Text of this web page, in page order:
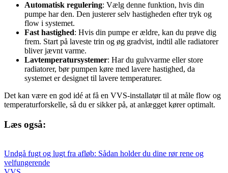
Automatisk regulering: Vælg denne funktion, hvis din
pumpe har den. Den justerer selv hastigheden efter tryk og
flow i systemet.
Fast hastighed: Hvis din pumpe er ældre, kan du prøve dig
frem. Start på laveste trin og øg gradvist, indtil alle radiatorer
bliver jævnt varme.
Lavtemperatursystemer: Har du gulvvarme eller store
radiatorer, bør pumpen køre med lavere hastighed, da
systemet er designet til lavere temperaturer.
Det kan være en god idé at få en VVS-installatør til at måle flow og
temperaturforskelle, så du er sikker på, at anlægget kører optimalt.
Læs også:
Undgå fugt og lugt fra afløb: Sådan holder du dine rør rene og
velfungerende